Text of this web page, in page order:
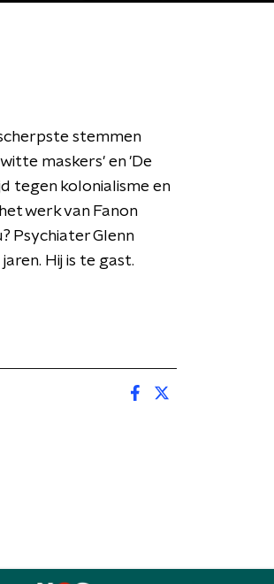
stemmen
maskers' en 'De
tegen kolonialisme en
werk van Fanon
Psychiater Glenn
Hij is te gast.